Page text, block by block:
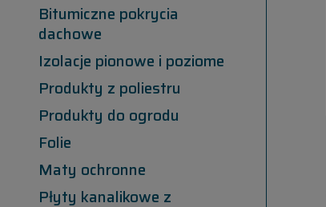
Bitumiczne pokrycia
dachowe
Izolacje pionowe i poziome
Produkty z poliestru
Produkty do ogrodu
Folie
Maty ochronne
Płyty kanalikowe z